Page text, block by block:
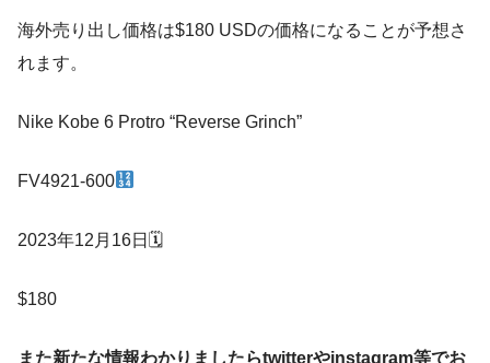
海外売り出し価格は$180 USDの価格になることが予想さ
れます。
Nike Kobe 6 Protro “Reverse Grinch”
FV4921-600
2023年12月16日🗓
$180
また新たな情報わかりましたらtwitterやinstagram等でお